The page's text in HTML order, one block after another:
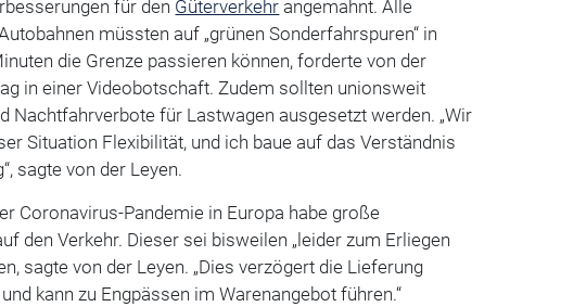
für den Güterverkehr angemahnt. Alle
müssten auf „grünen Sonderfahrspuren“ in
die Grenze passieren können, forderte von der
in einer Videobotschaft. Zudem sollten unionsweit
Nachtfahrverbote für Lastwagen ausgesetzt werden. „Wir
Situation Flexibilität, und ich baue auf das Verständnis
sagte von der Leyen.
Coronavirus-Pandemie in Europa habe große
den Verkehr. Dieser sei bisweilen „leider zum Erliegen
sagte von der Leyen. „Dies verzögert die Lieferung
kann zu Engpässen im Warenangebot führen.“